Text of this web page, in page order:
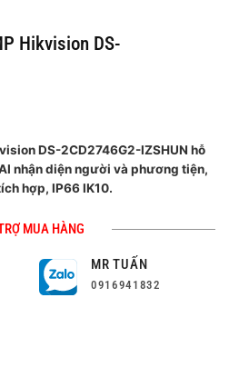
Hikvision DS-
DS-2CD2746G2-IZSHUN hỗ
nhận diện người và phương tiện,
hợp, IP66 IK10.
MUA HÀNG
MR TUẤN
0916941832